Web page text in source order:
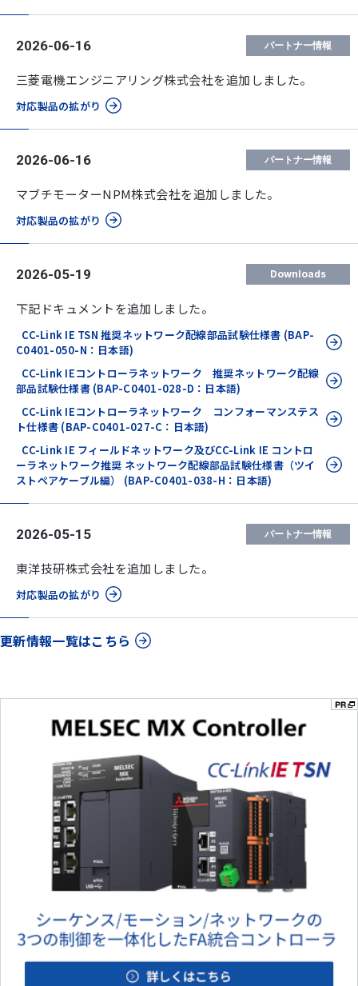
2026-06-16 パートナー情報
三菱電機エンジニアリング株式会社を追加しました。
対応製品の拡がり
2026-06-16 パートナー情報
マブチモーターNPM株式会社を追加しました。
対応製品の拡がり
2026-05-19 Downloads
下記ドキュメントを追加しました。
CC-Link IE TSN 推奨ネットワーク配線部品試験仕様書 (BAP-
C0401-050-N：日本語)
CC-Link IEコントローラネットワーク 推奨ネットワーク配線
部品試験仕様書 (BAP-C0401-028-D：日本語)
CC-Link IEコントローラネットワーク コンフォーマンステス
ト仕様書 (BAP-C0401-027-C：日本語)
CC-Link IE フィールドネットワーク及びCC-Link IE コントロ
ーラネットワーク推奨 ネットワーク配線部品試験仕様書（ツイ
ストペアケーブル編） (BAP-C0401-038-H：日本語)
2026-05-15 パートナー情報
東洋技研株式会社を追加しました。
対応製品の拡がり
更新情報一覧はこちら